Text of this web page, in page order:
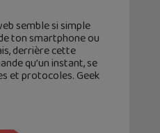
semble si simple
ton smartphone ou
derrière cette
qu’un instant, se
et protocoles. Geek